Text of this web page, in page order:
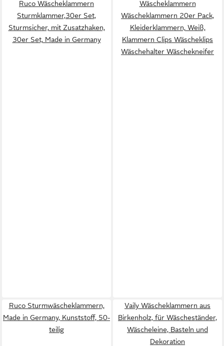
Ruco Wäscheklammern
Sturmklammer,30er Set,
Sturmsicher, mit Zusatzhaken,
30er Set, Made in Germany
Wäscheklammern
Wäscheklammern 20er Pack,
Kleiderklammern, Weiß,
Klammern Clips Wäscheklips
Wäschehalter Wäschekneifer
Ruco Sturmwäscheklammern,
Made in Germany, Kunststoff, 50-
teilig
Vaily Wäscheklammern aus
Birkenholz, für Wäscheständer,
Wäscheleine, Basteln und
Dekoration